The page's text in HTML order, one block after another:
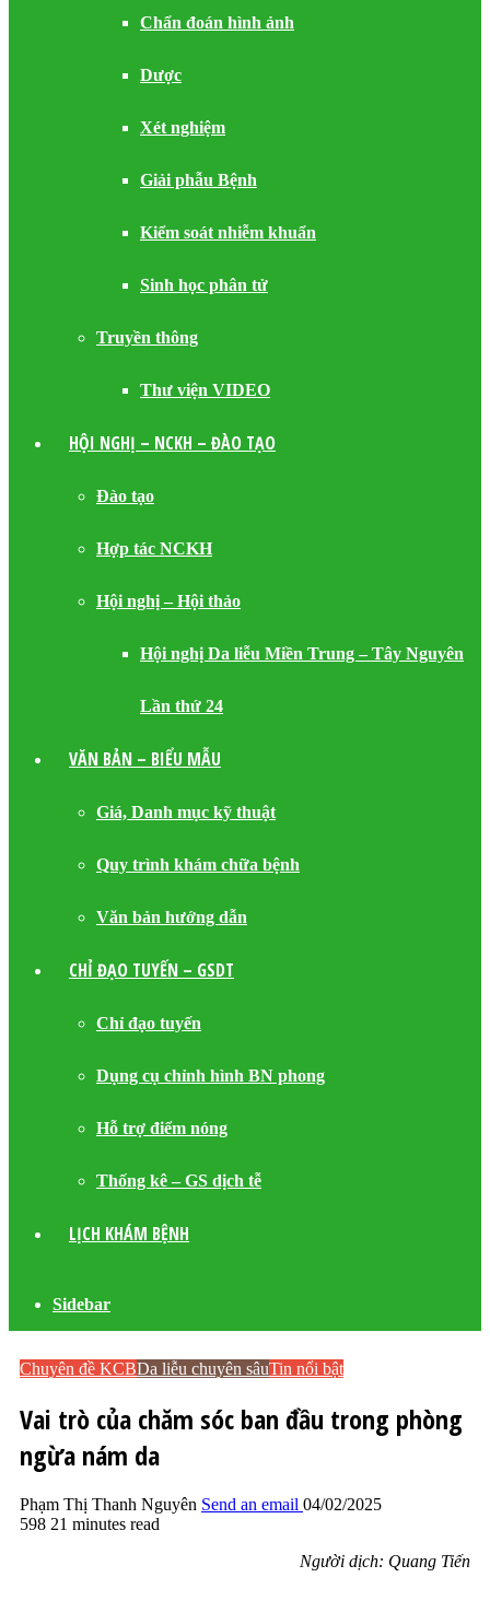
Chẩn đoán hình ảnh
Dược
Xét nghiệm
Giải phẫu Bệnh
Kiểm soát nhiễm khuẩn
Sinh học phân tử
Truyền thông
Thư viện VIDEO
HỘI NGHỊ – NCKH – ĐÀO TẠO
Đào tạo
Hợp tác NCKH
Hội nghị – Hội thảo
Hội nghị Da liễu Miền Trung – Tây Nguyên
Lần thứ 24
VĂN BẢN – BIỂU MẪU
Giá, Danh mục kỹ thuật
Quy trình khám chữa bệnh
Văn bản hướng dẫn
CHỈ ĐẠO TUYẾN – GSDT
Chỉ đạo tuyến
Dụng cụ chỉnh hình BN phong
Hỗ trợ điểm nóng
Thống kê – GS dịch tễ
LỊCH KHÁM BỆNH
Sidebar
Chuyên đề KCBDa liễu chuyên sâuTin nổi bật
Vai trò của chăm sóc ban đầu trong phòng
ngừa nám da
Phạm Thị Thanh Nguyên Send an email 04/02/2025
598 21 minutes read
Người dịch: Quang Tiến